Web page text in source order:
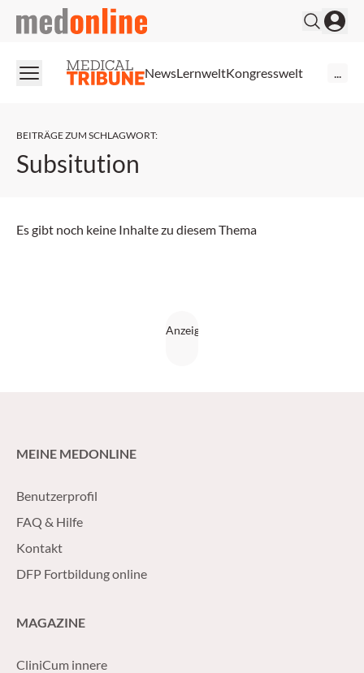
medonline
NewsLernweltKongresswelt
BEITRÄGE ZUM SCHLAGWORT:
Subsitution
Es gibt noch keine Inhalte zu diesem Thema
MEINE MEDONLINE
Benutzerprofil
FAQ & Hilfe
Kontakt
DFP Fortbildung online
MAGAZINE
CliniCum innere